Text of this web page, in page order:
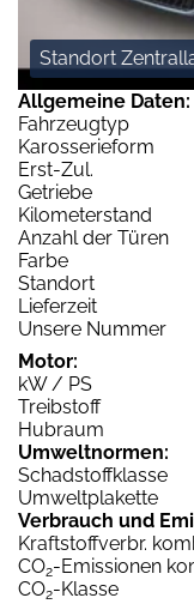
Standort
Allgemeine Daten:
Fahrzeugtyp
Karosserieform
Erst-Zul.
Getriebe
Kilometerstand
Anzahl der Türen
Farbe
Standort
Lieferzeit
Unsere Nummer
Motor:
kW / PS
Treibstoff
Hubraum
Umweltnormen:
Schadstoffklasse
Umweltplakette
Verbrauch und
Kraftstoffverbr.
CO2-Emissionen
CO2-Klasse